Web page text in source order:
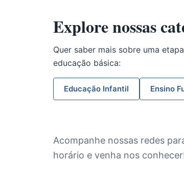
Explore nossas
Quer saber mais sobre uma
educação básica:
Educação Infantil Ensino
Acompanhe nossas redes
horário e venha nos